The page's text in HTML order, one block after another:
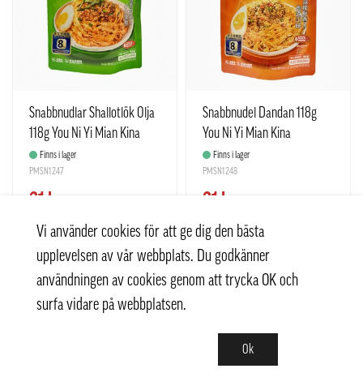
Snabbnudlar Shallotlök Olja
118g You Ni Yi Mian Kina
Finns i lager
PMSN1247
21 kr
+ Köp
Snabbnudel Dandan 118g
You Ni Yi Mian Kina
Finns i lager
PMSN1248
21 kr
− +
-10%
Vi använder cookies för att ge dig den bästa
upplevelsen av vår webbplats. Du godkänner
användningen av cookies genom att trycka OK och
surfa vidare på webbplatsen.
Ok